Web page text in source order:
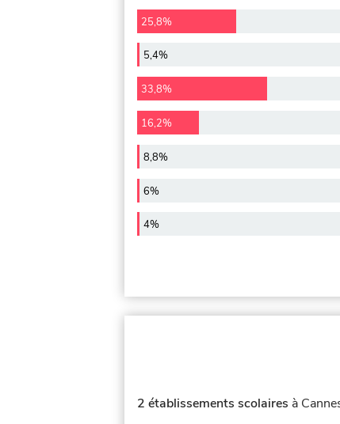
25,8%
5,4%
33,8%
16,2%
8,8%
6%
4%
2 établissements scolaires à